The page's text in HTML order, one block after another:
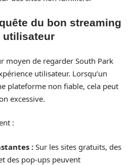
du bon streaming
utilisateur
moyen de regarder South Park
utilisateur. Lorsqu’un
plateforme non fiable, cela peut
excessive.
:
: Sur les sites gratuits, des
des pop-ups peuvent